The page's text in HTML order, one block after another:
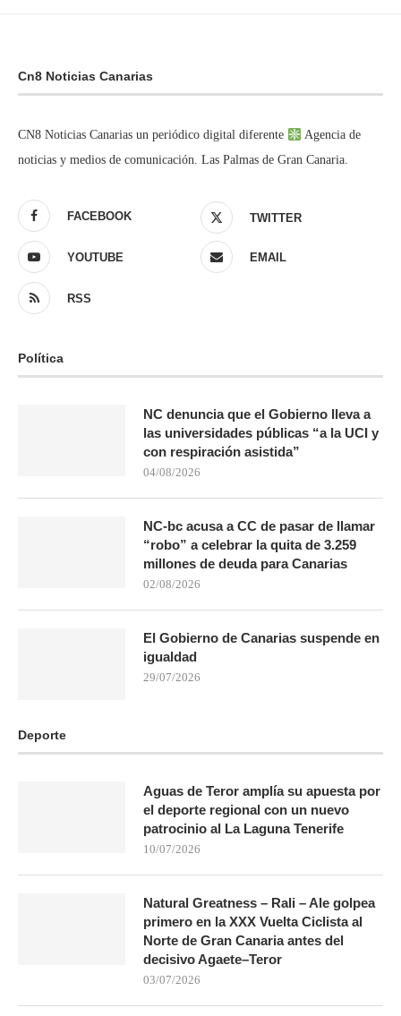
Cn8 Noticias Canarias
CN8 Noticias Canarias un periódico digital diferente
Agencia de
noticias y medios de comunicación. Las Palmas de Gran Canaria.
FACEBOOK TWITTER
YOUTUBE EMAIL
RSS
Política
NC denuncia que el Gobierno lleva a
las universidades públicas “a la UCI y
con respiración asistida”
04/08/2026
NC-bc acusa a CC de pasar de llamar
“robo” a celebrar la quita de 3.259
millones de deuda para Canarias
02/08/2026
El Gobierno de Canarias suspende en
igualdad
29/07/2026
Deporte
Aguas de Teror amplía su apuesta por
el deporte regional con un nuevo
patrocinio al La Laguna Tenerife
10/07/2026
Natural Greatness – Rali – Ale golpea
primero en la XXX Vuelta Ciclista al
Norte de Gran Canaria antes del
decisivo Agaete–Teror
03/07/2026